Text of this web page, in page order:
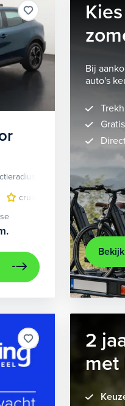
velgen 5-spaaks 18"
Elektrisch
cruise control adaptief
Bij
auto's
2
met